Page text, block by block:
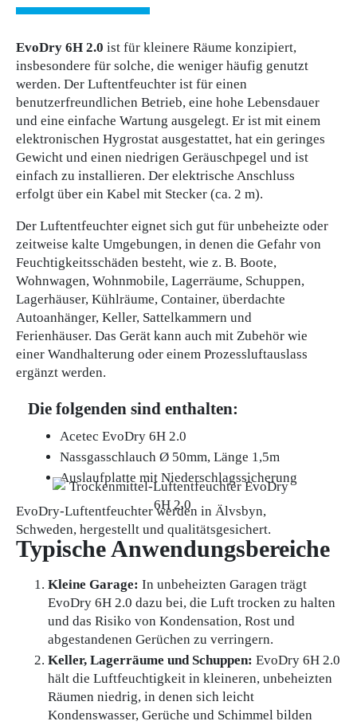
EvoDry 6H 2.0 ist für kleinere Räume konzipiert,
insbesondere für solche, die weniger häufig genutzt
werden. Der Luftentfeuchter ist für einen
benutzerfreundlichen Betrieb, eine hohe Lebensdauer
und eine einfache Wartung ausgelegt. Er ist mit einem
elektronischen Hygrostat ausgestattet, hat ein geringes
Gewicht und einen niedrigen Geräuschpegel und ist
einfach zu installieren. Der elektrische Anschluss
erfolgt über ein Kabel mit Stecker (ca. 2 m).
Der Luftentfeuchter eignet sich gut für unbeheizte oder
zeitweise kalte Umgebungen, in denen die Gefahr von
Feuchtigkeitsschäden besteht, wie z. B. Boote,
Wohnwagen, Wohnmobile, Lagerräume, Schuppen,
Lagerhäuser, Kühlräume, Container, überdachte
Autoanhänger, Keller, Sattelkammern und
Ferienhäuser. Das Gerät kann auch mit Zubehör wie
einer Wandhalterung oder einem Prozessluftauslass
ergänzt werden.
Die folgenden sind enthalten:
Acetec EvoDry 6H 2.0
Nassgasschlauch Ø 50mm, Länge 1,5m
Auslaufplatte mit Niederschlagssicherung
EvoDry-Luftentfeuchter werden in Älvsbyn,
Schweden, hergestellt und qualitätsgesichert.
Typische Anwendungsbereiche
Kleine Garage: In unbeheizten Garagen trägt
EvoDry 6H 2.0 dazu bei, die Luft trocken zu halten
und das Risiko von Kondensation, Rost und
abgestandenen Gerüchen zu verringern.
Keller, Lagerräume und Schuppen: EvoDry 6H 2.0
hält die Luftfeuchtigkeit in kleineren, unbeheizten
Räumen niedrig, in denen sich leicht
Kondenswasser, Gerüche und Schimmel bilden